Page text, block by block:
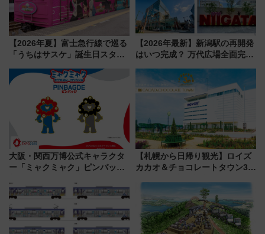
【2026年夏】富士急行線で巡る
「うちはサスケ」誕生日スタン
定グルメ＆グッズ徹底ガイド
【2026年最新】新潟駅の再開発
はいつ完成？ 万代広場全面完成
開発、バスタ新潟構想まで徹底
解説！
大阪・関西万博公式キャラクタ
ー「ミャクミャク」ピンバッジ
中旬発売
【札幌から日帰り観光】ロイズ
カカオ＆チョコレートタウン3周
詰め放題を開催、ロイズタウン
駅からのアクセスも